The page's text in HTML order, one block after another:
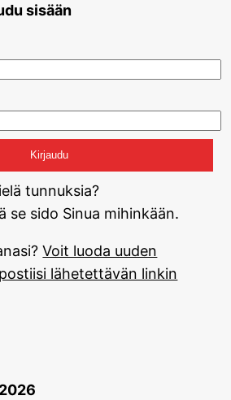
sisään
tunnuksia?
se sido Sinua mihinkään.
Voit luoda uuden
lähetettävän linkin